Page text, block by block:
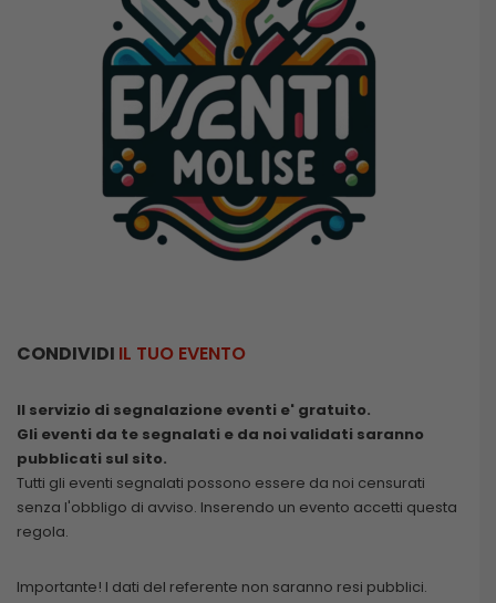
CONDIVIDI IL TUO EVENTO
Il servizio di segnalazione eventi e' gratuito.
Gli eventi da te segnalati e da noi validati saranno
pubblicati sul sito.
Tutti gli eventi segnalati possono essere da noi censurati
senza l'obbligo di avviso. Inserendo un evento accetti questa
regola.
Importante! I dati del referente non saranno resi pubblici.